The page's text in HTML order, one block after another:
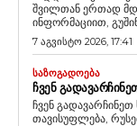
შვილთან ერთად
ინფორმაციით,
7 აგვისტო 2026, 17:41
ᲡᲐᲖᲝᲒᲐᲓᲝᲔᲑᲐ
ᲩᲕᲔᲜ
ჩვენ
თავისუფლება,